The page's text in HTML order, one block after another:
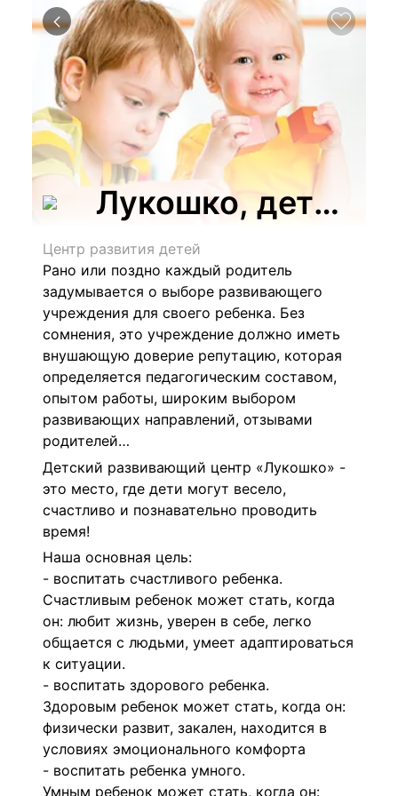
Лукошко, детский
Центр развития детей
Рано или поздно каждый родитель
задумывается о выборе развивающего
учреждения для своего ребенка. Без
сомнения, это учреждение должно иметь
внушающую доверие репутацию, которая
определяется педагогическим составом,
опытом работы, широким выбором
развивающих направлений, отзывами
родителей…
Детский развивающий центр «Лукошко» -
это место, где дети могут весело,
счастливо и познавательно проводить
время!
Наша основная цель:
- воспитать счастливого ребенка.
Счастливым ребенок может стать, когда
он: любит жизнь, уверен в себе, легко
общается с людьми, умеет адаптироваться
к ситуации.
- воспитать здорового ребенка.
Здоровым ребенок может стать, когда он:
физически развит, закален, находится в
условиях эмоционального комфорта
- воспитать ребенка умного.
Умным ребенок может стать, когда он: